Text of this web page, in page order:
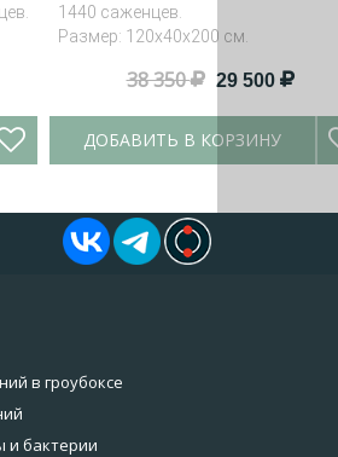
1440 саженцев.
Размер: 120х40х200 см.
38 350 29 500
ДОБАВИТЬ В КОРЗИНУ
в гроубоксе
и бактерии